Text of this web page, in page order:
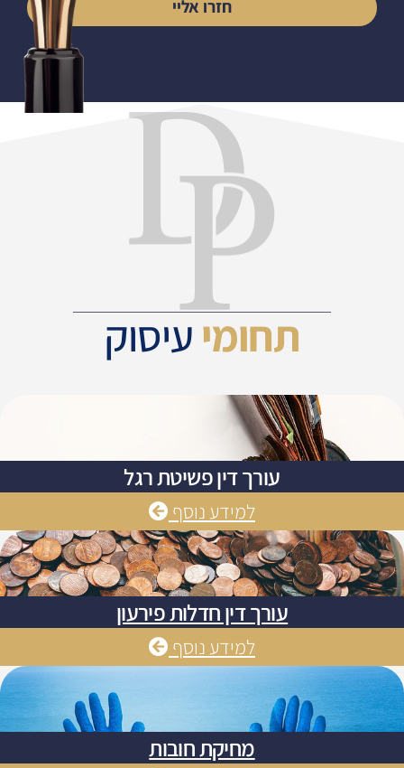
חזרו אליי
תחומיעיסוק
עורך דין פשיטת רגל
למידע נוסף
עורך דין חדלות פירעון
למידע נוסף
מחיקת חובות